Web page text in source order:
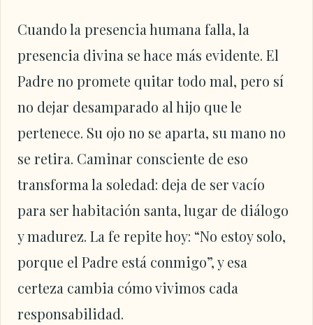
Cuando la presencia humana falla, la
presencia divina se hace más evidente. El
Padre no promete quitar todo mal, pero sí
no dejar desamparado al hijo que le
pertenece. Su ojo no se aparta, su mano no
se retira. Caminar consciente de eso
transforma la soledad: deja de ser vacío
para ser habitación santa, lugar de diálogo
y madurez. La fe repite hoy: “No estoy solo,
porque el Padre está conmigo”, y esa
certeza cambia cómo vivimos cada
responsabilidad.